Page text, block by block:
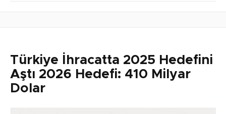
Türkiye İhracatta 2025 Hedefini
Aştı 2026 Hedefi: 410 Milyar
Dolar